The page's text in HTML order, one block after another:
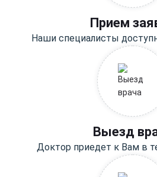
Прием
Наши специалисты
Выезд
Доктор приедет к Вам в